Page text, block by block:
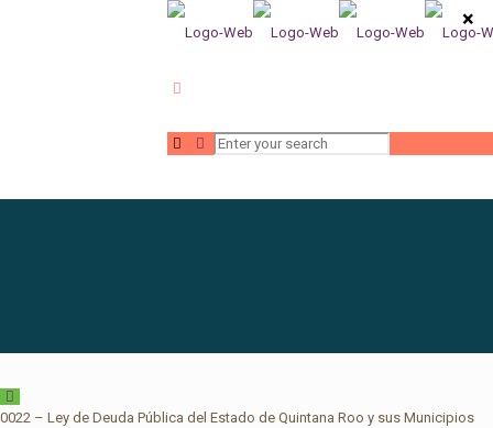
0022 – Ley de Deuda Pública del Estado de Quintana Roo y sus Municipios
×